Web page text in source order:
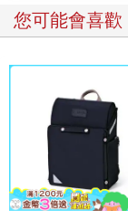
Blandiana的〈孩
去的嬰兒之詩〉；
親〉；以及
作品是感動人心的
生到Audre Lorde
內。其他作品則表
Margaret Atwood
Gloria Naylor、
Shange、Leslie
言，以及許多作家
您可能會喜歡